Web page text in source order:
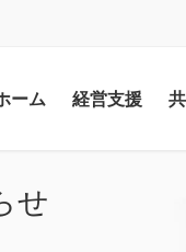
ーム 経営支援
せ